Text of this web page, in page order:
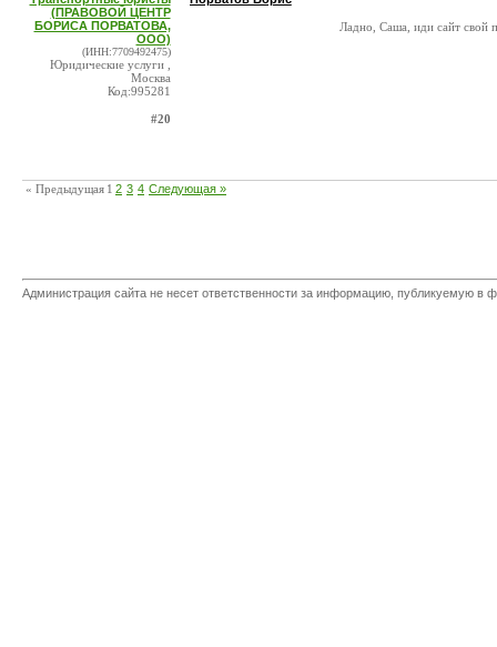
(ПРАВОВОЙ ЦЕНТР
БОРИСА ПОРВАТОВА,
ООО)
(ИНН:7709492475)
Юридические услуги ,
Москва
Код:995281
#20
Ладно, Саша, иди сайт свой
« Предыдущая 1 2 3 4 Следующая »
Администрация сайта не несет ответственности за информацию, публикуемую